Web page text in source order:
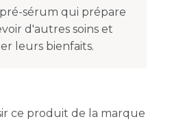
sérum qui prépare
d'autres soins et
leurs bienfaits.
ce produit de la marque